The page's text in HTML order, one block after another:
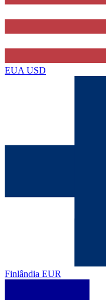
EUA USD
Finlândia EUR